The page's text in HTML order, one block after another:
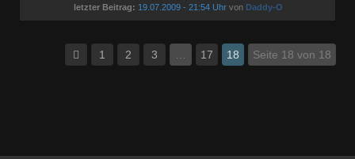
letzter Beitrag: 19.07.2009 - 21:54 Uhr von Daddy-O
1 2 3 17 18 Seite 18 von 18